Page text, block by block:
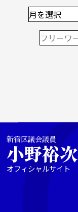
新宿区議会議員
小野裕
オフィシャルサイト